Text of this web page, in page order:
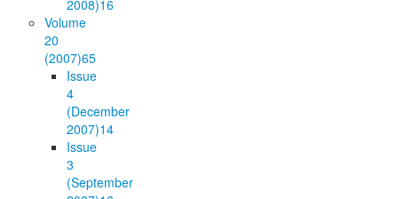
2008)16
Volume
20
(2007)65
Issue
4
(December
2007)14
Issue
3
(September